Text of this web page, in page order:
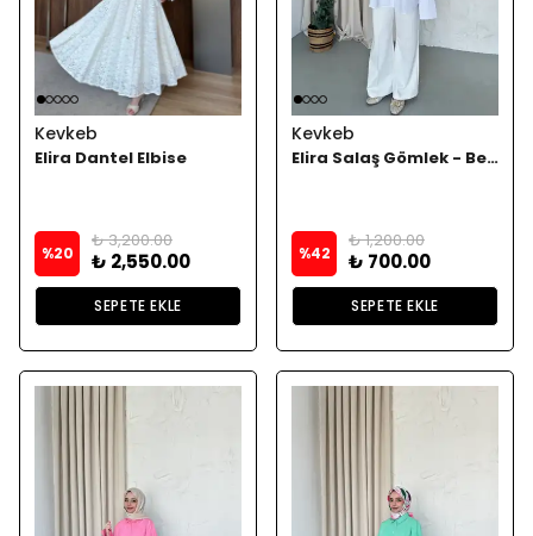
Kevkeb
Elira Dantel Elbise
%20
₺ 3,200.00
₺ 2,550.00
SEPETE EKLE
Kevkeb
Elira Salaş Gömlek - Beyaz
%42
₺ 1,200.00
₺ 700.00
SEPETE EKLE